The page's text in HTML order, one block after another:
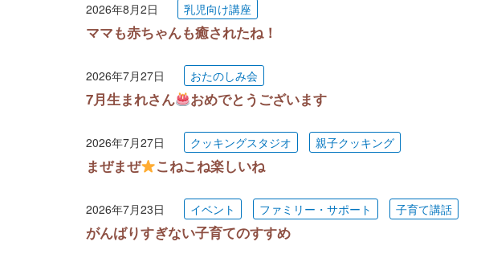
2026年8月2日 乳児向け講座
ママも赤ちゃんも癒されたね！
2026年7月27日 おたのしみ会
7月生まれさん おめでとうございます
2026年7月27日 クッキングスタジオ 親子クッキング
まぜまぜ こねこね楽しいね
2026年7月23日 イベント ファミリー・サポート 子育て講話
がんばりすぎない子育てのすすめ